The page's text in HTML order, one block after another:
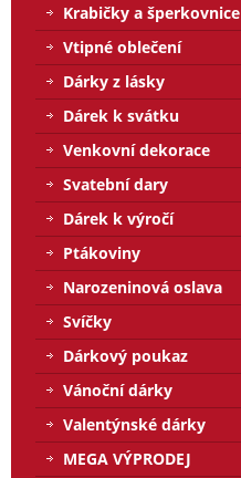
Krabičky a šperkovnice
Vtipné oblečení
Dárky z lásky
Dárek k svátku
Venkovní dekorace
Svatební dary
Dárek k výročí
Ptákoviny
Narozeninová oslava
Svíčky
Dárkový poukaz
Vánoční dárky
Valentýnské dárky
MEGA VÝPRODEJ